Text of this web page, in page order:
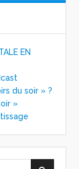
EN
du soir » ?
»